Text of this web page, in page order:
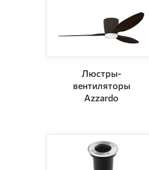
Люстры-
вентиляторы
Azzardo